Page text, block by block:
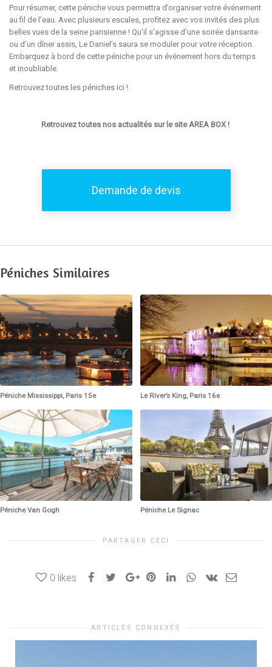
Pour résumer, cette péniche vous permettra d’organiser votre événement
au fil de l’eau. Avec plusieurs escales, profitez avec vos invités des plus
belles vues de la seine parisienne ! Qu’il s’agisse d’une soirée dansante
ou d’un dîner assis, Le Daniel’s saura se moduler pour votre réception.
Embarquez à bord de cette péniche pour un événement hors du temps
et inoubliable.
Retrouvez toutes les péniches ici !
Retrouvez toutes nos actualités sur le siteAREA BOX!
Demande de devis
Péniches Similaires
Péniche Mississippi, Paris 15e Le River’s King, Paris 16e
Péniche Van Gogh Péniche Le Signac
PARTAGER CECI
0 likes
ARTICLES CONNEXES